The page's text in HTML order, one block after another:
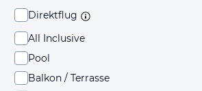
Direktflug
All Inclusive
Pool
Balkon / Terrasse